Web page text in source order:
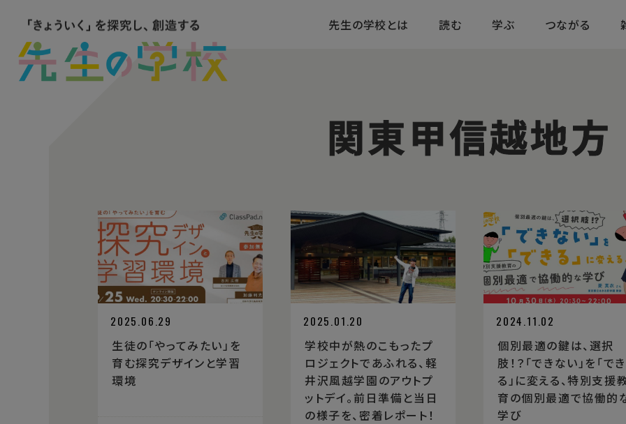
先生の学校とは 読む 学ぶ つながる
関東甲信越地方
2025.06.29
生徒の「やってみたい」を
育む探究デザインと学習
環境
2025.01.20
学校中が熱のこもったプ
ロジェクトであふれる、軽
井沢風越学園のアウトプ
ットデイ。前日準備と当日
の様子を、密着レポート！
2024.11.02
個別最適の鍵は、選択
肢！？「できない」を「でき
る」に変える、特別支援
育の個別最適で協働的
学び